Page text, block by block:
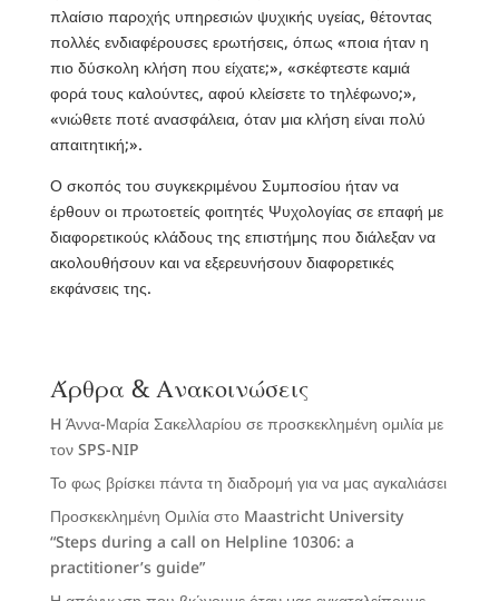
πλαίσιο παροχής υπηρεσιών ψυχικής υγείας, θέτοντας
πολλές ενδιαφέρουσες ερωτήσεις, όπως «ποια ήταν η
πιο δύσκολη κλήση που είχατε;», «σκέφτεστε καμιά
φορά τους καλούντες, αφού κλείσετε το τηλέφωνο;»,
«νιώθετε ποτέ ανασφάλεια, όταν μια κλήση είναι πολύ
απαιτητική;».
Ο σκοπός του συγκεκριμένου Συμποσίου ήταν να
έρθουν οι πρωτοετείς φοιτητές Ψυχολογίας σε επαφή με
διαφορετικούς κλάδους της επιστήμης που διάλεξαν να
ακολουθήσουν και να εξερευνήσουν διαφορετικές
εκφάνσεις της.
Άρθρα & Ανακοινώσεις
H Άννα-Μαρία Σακελλαρίου σε προσκεκλημένη ομιλία με
τον SPS-NIP
Το φως βρίσκει πάντα τη διαδρομή για να μας αγκαλιάσει
Προσκεκλημένη Ομιλία στο Maastricht University
“Steps during a call on Helpline 10306: a
practitioner’s guide”